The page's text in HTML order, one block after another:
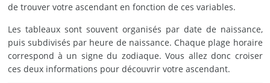
de trouver votre ascendant en fonction de ces variables.
Les tableaux sont souvent organisés par date de naissance,
puis subdivisés par heure de naissance. Chaque plage horaire
correspond à un signe du zodiaque. Vous allez donc croiser
ces deux informations pour découvrir votre ascendant.